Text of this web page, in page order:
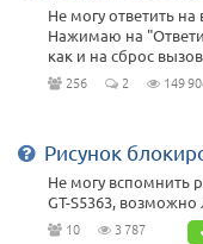
Не могу ответить
Нажимаю на
как и на сброс
256 2 149
Рисунок
Не могу вспомнить
GT-S5363, возможно
10 3 787